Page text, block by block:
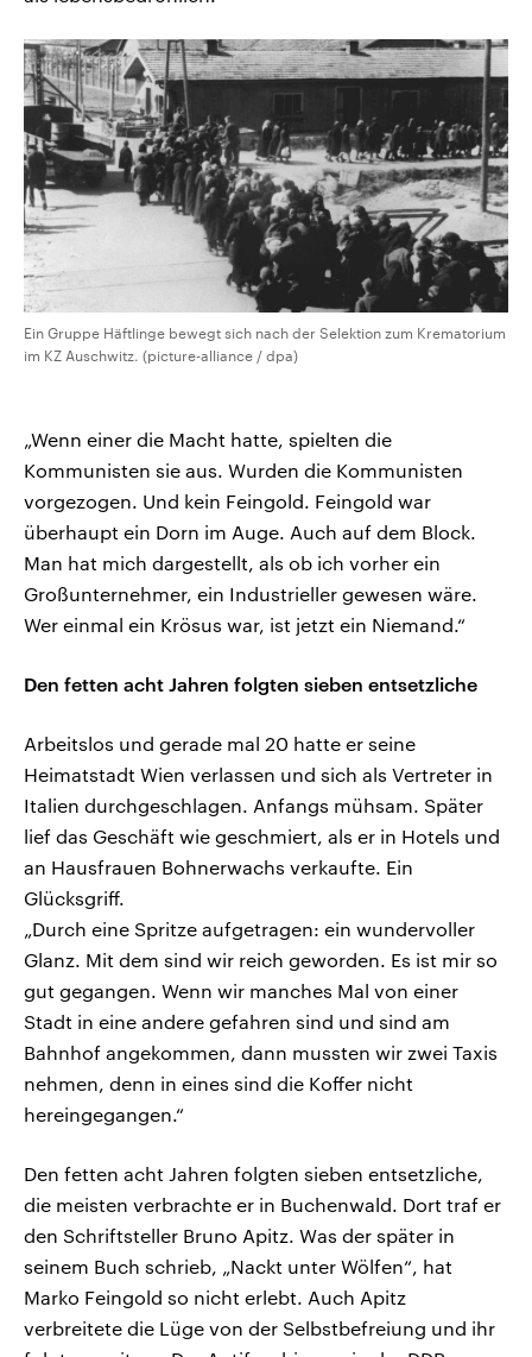
Ein Gruppe Häftlinge bewegt sich nach der Selektion zum Krematorium
im KZ Auschwitz. (picture-alliance / dpa)
„Wenn einer die Macht hatte, spielten die
Kommunisten sie aus. Wurden die Kommunisten
vorgezogen. Und kein Feingold. Feingold war
überhaupt ein Dorn im Auge. Auch auf dem Block.
Man hat mich dargestellt, als ob ich vorher ein
Großunternehmer, ein Industrieller gewesen wäre.
Wer einmal ein Krösus war, ist jetzt ein Niemand.“
Den fetten acht Jahren folgten sieben entsetzliche
Arbeitslos und gerade mal 20 hatte er seine
Heimatstadt Wien verlassen und sich als Vertreter in
Italien durchgeschlagen. Anfangs mühsam. Später
lief das Geschäft wie geschmiert, als er in Hotels und
an Hausfrauen Bohnerwachs verkaufte. Ein
Glücksgriff.
„Durch eine Spritze aufgetragen: ein wundervoller
Glanz. Mit dem sind wir reich geworden. Es ist mir so
gut gegangen. Wenn wir manches Mal von einer
Stadt in eine andere gefahren sind und sind am
Bahnhof angekommen, dann mussten wir zwei Taxis
nehmen, denn in eines sind die Koffer nicht
hereingegangen.“
Den fetten acht Jahren folgten sieben entsetzliche,
die meisten verbrachte er in Buchenwald. Dort traf er
den Schriftsteller Bruno Apitz. Was der später in
seinem Buch schrieb, „Nackt unter Wölfen“, hat
Marko Feingold so nicht erlebt. Auch Apitz
verbreitete die Lüge von der Selbstbefreiung und ihr